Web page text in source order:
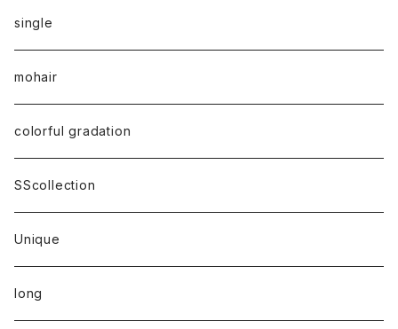
single
mohair
colorful gradation
SScollection
Unique
long